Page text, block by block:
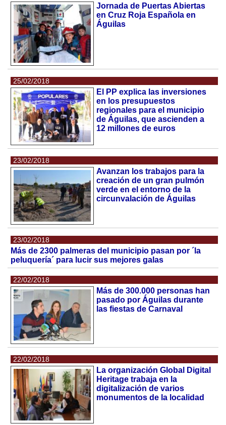
Jornada de Puertas Abiertas
en Cruz Roja Española en
Águilas
25/02/2018
El PP explica las inversiones
en los presupuestos
regionales para el municipio
de Águilas, que ascienden a
12 millones de euros
23/02/2018
Avanzan los trabajos para la
creación de un gran pulmón
verde en el entorno de la
circunvalación de Águilas
23/02/2018
Más de 2300 palmeras del municipio pasan por ´la
peluquería´ para lucir sus mejores galas
22/02/2018
Más de 300.000 personas han
pasado por Águilas durante
las fiestas de Carnaval
22/02/2018
La organización Global Digital
Heritage trabaja en la
digitalización de varios
monumentos de la localidad